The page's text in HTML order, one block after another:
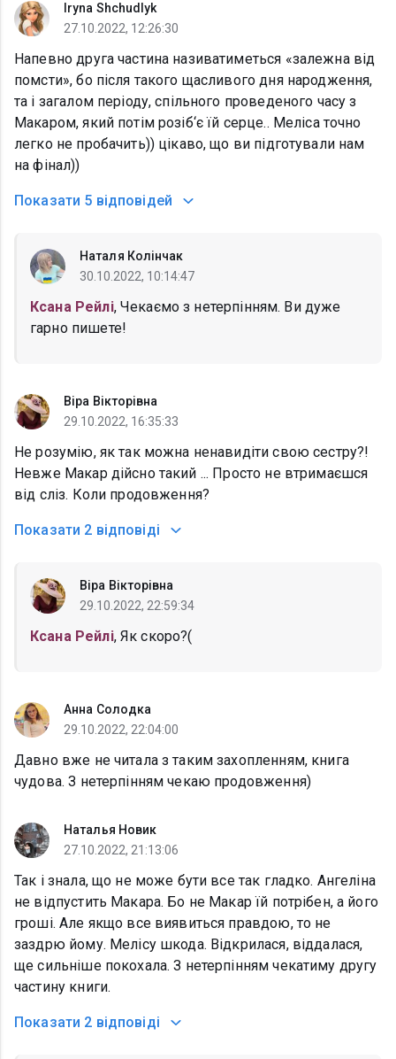
Iryna Shchudlyk
27.10.2022, 12:26:30
Напевно друга частина називатиметься «залежна від
помсти», бо після такого щасливого дня народження,
та і загалом періоду, спільного проведеного часу з
Макаром, який потім розіб‘є їй серце.. Меліса точно
легко не пробачить)) цікаво, що ви підготували нам
на фінал))
Показати 5 відповідей
Наталя Колінчак
30.10.2022, 10:14:47
Ксана Рейлі, Чекаємо з нетерпінням. Ви дуже
гарно пишете!
Віра Вікторівна
29.10.2022, 16:35:33
Не розумію, як так можна ненавидіти свою сестру?!
Невже Макар дійсно такий ... Просто не втримаєшся
від сліз. Коли продовження?
Показати 2 відповіді
Віра Вікторівна
29.10.2022, 22:59:34
Ксана Рейлі, Як скоро?(
Анна Солодка
29.10.2022, 22:04:00
Давно вже не читала з таким захопленням, книга
чудова. З нетерпінням чекаю продовження)
Наталья Новик
27.10.2022, 21:13:06
Так і знала, що не може бути все так гладко. Ангеліна
не відпустить Макара. Бо не Макар їй потрібен, а його
гроші. Але якщо все виявиться правдою, то не
заздрю йому. Мелісу шкода. Відкрилася, віддалася,
ще сильніше покохала. З нетерпінням чекатиму другу
частину книги.
Показати 2 відповіді